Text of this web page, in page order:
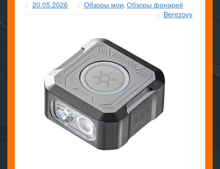
20.05.2026 Обзоры мои, Обзоры фонарей
Berezovy